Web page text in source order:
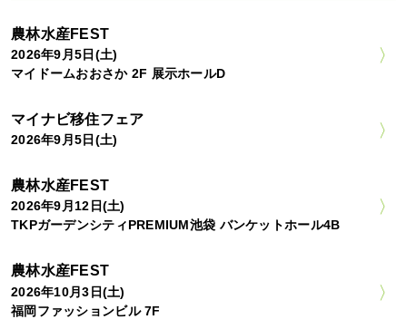
農林水産FEST
2026年9月5日(土)
マイドームおおさか 2F 展示ホールD
マイナビ移住フェア
2026年9月5日(土)
農林水産FEST
2026年9月12日(土)
TKPガーデンシティPREMIUM池袋 バンケットホール4B
農林水産FEST
2026年10月3日(土)
福岡ファッションビル 7F